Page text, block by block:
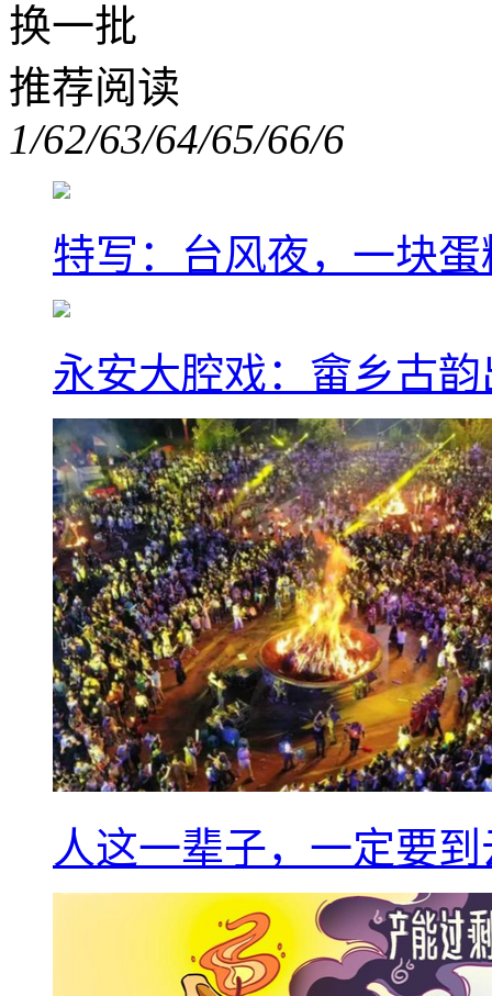
换一批
推荐阅读
1/62/63/64/65/66/6
特写：台风夜，一块
永安大腔戏：畲乡古
人这一辈子，一定要